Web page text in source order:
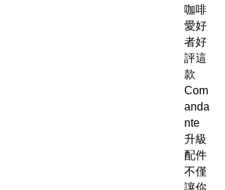
咖啡
愛好
者好
評這
款
Com
anda
nte
升級
配件
不僅
讓你